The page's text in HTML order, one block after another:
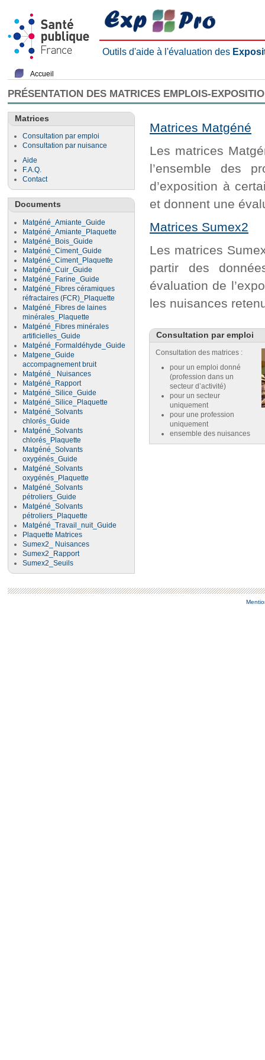
Outils d'aide à l'évaluation des
Accueil
PRÉSENTATION DES MATRICES EMPLOIS-
Matrices
Consultation par emploi
Consultation par nuisance
Aide
F.A.Q.
Contact
Documents
Matgéné_Amiante_Guide
Matgéné_Amiante_Plaquette
Matgéné_Bois_Guide
Matgéné_Ciment_Guide
Matgéné_Ciment_Plaquette
Matgéné_Cuir_Guide
Matgéné_Farine_Guide
Matgéné_Fibres céramiques
réfractaires (FCR)_Plaquette
Matgéné_Fibres de laines
minérales_Plaquette
Matgéné_Fibres minérales
artificielles_Guide
Matgéné_Formaldéhyde_Guide
Matgene_Guide
accompagnement bruit
Matgéné_ Nuisances
Matgéné_Rapport
Matgéné_Silice_Guide
Matgéné_Silice_Plaquette
Matgéné_Solvants
chlorés_Guide
Matgéné_Solvants
chlorés_Plaquette
Matgéné_Solvants
oxygénés_Guide
Matgéné_Solvants
oxygénés_Plaquette
Matgéné_Solvants
pétroliers_Guide
Matgéné_Solvants
pétroliers_Plaquette
Matgéné_Travail_nuit_Guide
Plaquette Matrices
Sumex2_ Nuisances
Sumex2_Rapport
Sumex2_Seuils
Matrices Matgéné
Les matrices
l’ensemble des
d’exposition à
et donnent une
Matrices Sumex2
Les matrices
partir des
évaluation de
les nuisances
Consultation par emploi
Consultation des matrices :
pour un emploi donné
(profession dans un
secteur d’activité)
pour un secteur
uniquement
pour une profession
uniquement
ensemble des nuisances